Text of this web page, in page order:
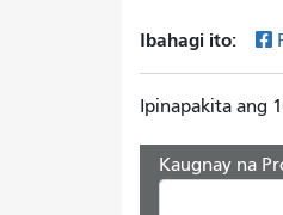
Ibahagi ito:
Ipinapakita ang
Kaugnay na